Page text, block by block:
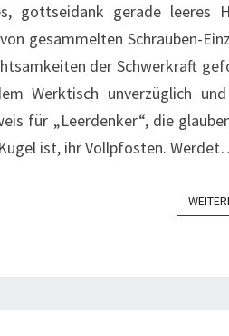
gottseidank gerade leeres
gesammelten Schrauben-
der Schwerkraft
Werktisch unverzüglich
für „Leerdenker“, die
ist, ihr Vollpfosten.